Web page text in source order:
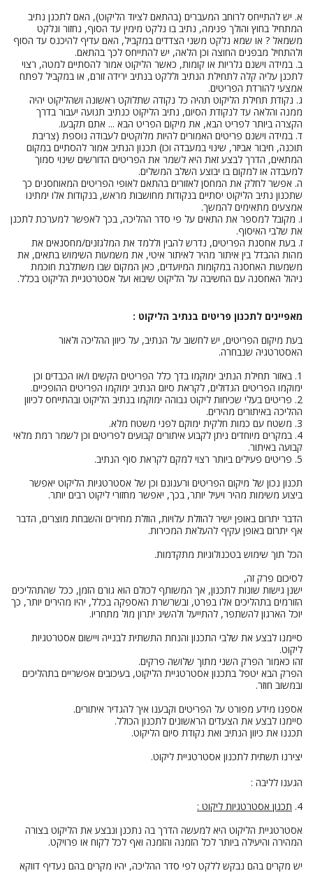
א. יש להתייחס לרוחב המעברים (בהתאם לציוד הליקוט), האם לתכנן נתיב
המתחיל בחוץ והולך פנימה, נתיב בו נלקט מימין עד הסוף, נחזור ונלקט
משמאל ? או שמא נלקט משני הצדדים במקביל, האם עדיף להיכנס עד הסוף
ולהתחיל מבפנים החוצה וכן הלאה, יש להתייחס לכך בהתאם.
ב. במידה וישנם גלריות או קומות, כאשר הליקוט אמור להסתיים למטה, רצוי
לתכנן עליה קלה לתחילת הנתיב וללקט בנתיב ירידה זורם, או במקביל לפתח
אמצעי להורדת הפריטים.
ג. נקודת תחילת הליקוט תהיה כל נקודה שתלוקט ראשונה ושהליקוט יהיה
ממנה והלאה עד לנקודת הסיום, נתיב הליקוט כנתיב תנועה יעבור בדרך
הקצרה ביותר לפריט הבא, את מיקום הפריט הבא ... אתם תקבעו.
ד. במידה וישנם פריטים האמורים להיות מלוקטים לעבודה נוספת (צריבת
תוכנה, חיבור אביזר, שינוי במעבדה וכו) תכנון הנתיב אמור להסתיים במקום
המתאים, הדרך לבצע זאת היא לשמר את הפריטים הדורשים שינוי סמוך
למעבדה או למקום בו יבוצע השלב המשלים.
ה. אפשר לחלק את המחסן לאזורים בהתאם לאופי הפריטים המאוחסנים כך
שתכנון נתיב הליקוט יסתיים בנקודות מחושבות מראש, בנקודות אלו ימתינו
אמצעים מתאימים להמשך.
ו. מקובל למספר את התאים על פי סדר ההליכה, בכך לאפשר למערכת לתכנן
את שלבי האיסוף.
ז. בעת אחסנת הפריטים, נדרש להבין וללמד את המלגזנים/מחסנאים את
מהות ההבדל בין איתור מהיר לאיתור איטי, את משמעות השימוש בתאים, את
משמעות האחסנה במקומות המיועדים, כאן המקום שבו משתלבת חוכמת
ניהול האחסנה עם החשיבה על הליקוט שיבוא ועל אסטרטגיית הליקוט בכלל.
מאפיינים לתכנון פריטים בנתיב הליקוט :
בעת מיקום הפריטים, יש לחשוב על הנתיב, על כיוון ההליכה ולאור
האסטרטגיה שנבחרה.
1. באזור תחילת הנתיב ימוקמו בדך כלל הפריטים הקשים ו/או הכבדים וכן
ימוקמו הפריטים הגדולים, לקראת סיום הנתיב ימוקמו הפריטים ההופכיים.
2. פריטים בעלי שכיחות ליקוט גבוהה ימוקמו בנתיב הליקוט ובהתייחס לכיוון
ההליכה באיתורים מהירים.
3. משטח עם כמות חלקית ימוקם לפני משטח מלא.
4. במקרים מיוחדים ניתן לקבוע איתורים קבועים לפריטים וכן לשמר רמת מלאי
קבועה באיתור.
5. פריטים פעילים ביותר רצוי למקם לקראת סוף הנתיב.
תכנון נכון של מיקום הפריטים ורענונם וכן של אסטרטגיות הליקוט יאפשר
ביצוע משימות מהיר ויעיל יותר, בכך, יאפשר מחזורי ליקוט רבים יותר.
הדבר יתרום באופן ישיר להוזלת עלויות, הוזלת מחירים והשבחת מוצרים, הדבר
אף יתרום באופן עקיף להעלאת המכירות.
הכל תוך שימוש בטכנולוגיות מתקדמות.
לסיכום פרק זה,
ישנן גישות שונות לתכנון, אך המשותף לכולם הוא גורם הזמן, ככל שהתהליכים
הזורמים בתהליכים אלו בפרט, ובשרשרת האספקה בכלל, יהיו מהירים יותר, כך
יוכל הארגון להשתפר, להתייעל ולהשיג יתרון מול מתחריו.
סיימנו לבצע את שלבי התכנון והנחת התשתית לבנייה ויישום אסטרטגיות
ליקוט.
זהו כאמור הפרק השני מתוך שלושה פרקים.
הפרק הבא יטפל בתכנון אסטרטגיית הליקוט, בעיכובים אפשריים בתהליכים
ובמשוב חוזר.
אספנו מידע מפורט על הפריטים וקבענו איך להגדיר איתורים.
סיימנו לבצע את הצעדים הראשונים לתכנון הכולל.
תכננו את כיוון הנתיב ואת נקודת סיום הליקוט.
יצירנו תשתית לתכנון אסטרטגיית ליקוט.
הגענו לליבה :
4. תכנון אסטרטגיות ליקוט :
אסטרטגיית הליקוט היא למעשה הדרך בה נתכנן ונבצע את הליקוט בצורה
המהירה והיעילה ביותר לכל הזמנה והזמנה ואף לכל לקוח או פרויקט.
יש מקרים בהם נבקש ללקט לפי סדר ההליכה, יהיו מקרים בהם נעדיף דווקא